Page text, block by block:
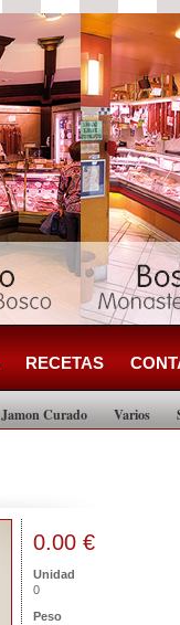
RECETAS
Jamon Curado Varios
0.00 €
Unidad
0
Peso